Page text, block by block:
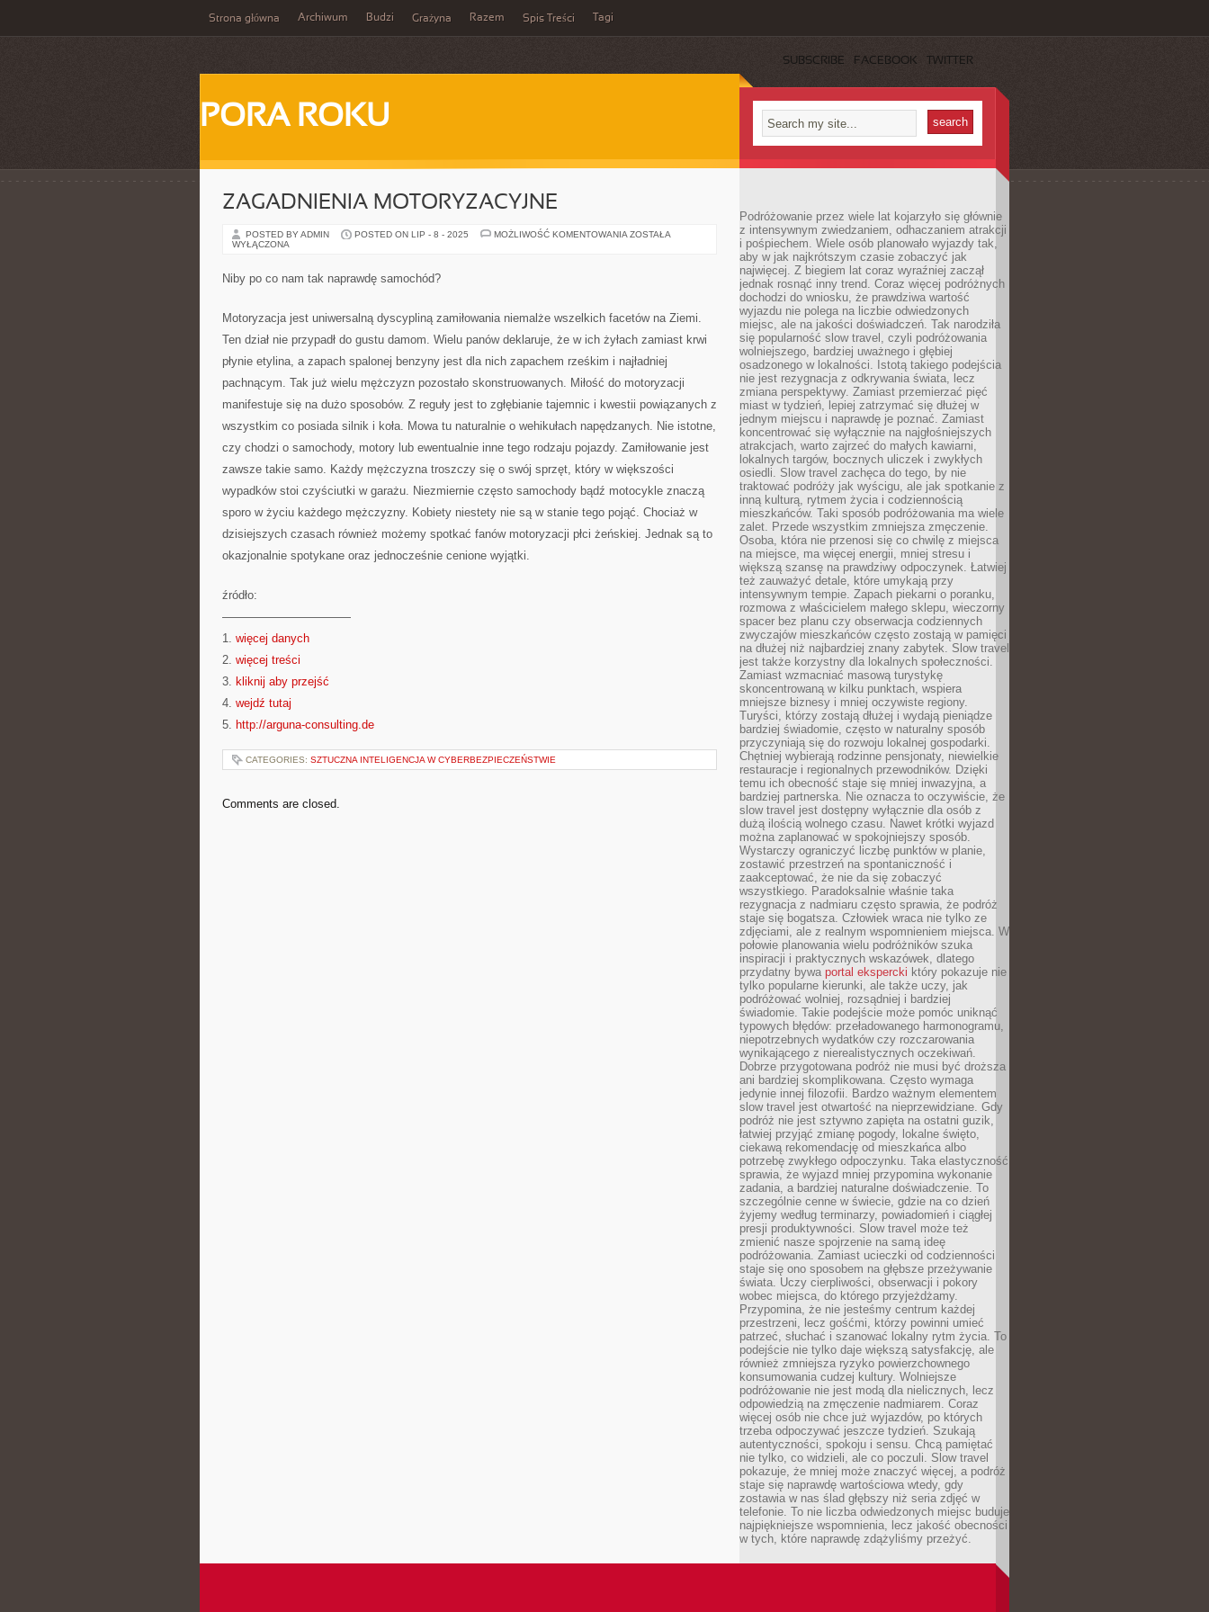
Strona główna Archiwum Budzi Grażyna Razem Spis Treści Tagi
SUBSCRIBE FACEBOOK TWITTER
PORA ROKU
ZAGADNIENIA MOTORYZACYJNE
POSTED BY ADMIN POSTED ON LIP - 8 - 2025 MOŻLIWOŚĆ KOMENTOWANIA ZAGADNIENIA
ZOSTAŁA
WYŁĄCZONA
Niby po co nam tak naprawdę samochód?
Motoryzacja jest uniwersalną dyscypliną zamiłowania niemalże wszelkich facetów na Ziemi.
Ten dział nie przypadł do gustu damom. Wielu panów deklaruje, że w ich żyłach zamiast krwi
płynie etylina, a zapach spalonej benzyny jest dla nich zapachem rześkim i najładniej
pachnącym. Tak już wielu mężczyzn pozostało skonstruowanych. Miłość do motoryzacji
manifestuje się na dużo sposobów. Z reguły jest to zgłębianie tajemnic i kwestii powiązanych z
wszystkim co posiada silnik i koła. Mowa tu naturalnie o wehikułach napędzanych. Nie istotne,
czy chodzi o samochody, motory lub ewentualnie inne tego rodzaju pojazdy. Zamiłowanie jest
zawsze takie samo. Każdy mężczyzna troszczy się o swój sprzęt, który w większości
wypadków stoi czyściutki w garażu. Niezmiernie często samochody bądź motocykle znaczą
sporo w życiu każdego mężczyzny. Kobiety niestety nie są w stanie tego pojąć. Chociaż w
dzisiejszych czasach również możemy spotkać fanów motoryzacji płci żeńskiej. Jednak są to
okazjonalnie spotykane oraz jednocześnie cenione wyjątki.
źródło:
———————————
1. więcej danych
2. więcej treści
3. kliknij aby przejść
4. wejdź tutaj
5. http://arguna-consulting.de
CATEGORIES: SZTUCZNA INTELIGENCJA W CYBERBEZPIECZEŃSTWIE
Comments are closed.
Podróżowanie przez wiele lat kojarzyło się głównie
z intensywnym zwiedzaniem, odhaczaniem atrakcji
i pośpiechem. Wiele osób planowało wyjazdy tak,
aby w jak najkrótszym czasie zobaczyć jak
najwięcej. Z biegiem lat coraz wyraźniej zaczął
jednak rosnąć inny trend. Coraz więcej podróżnych
dochodzi do wniosku, że prawdziwa wartość
wyjazdu nie polega na liczbie odwiedzonych
miejsc, ale na jakości doświadczeń. Tak narodziła
się popularność slow travel, czyli podróżowania
wolniejszego, bardziej uważnego i głębiej
osadzonego w lokalności. Istotą takiego podejścia
nie jest rezygnacja z odkrywania świata, lecz
zmiana perspektywy. Zamiast przemierzać pięć
miast w tydzień, lepiej zatrzymać się dłużej w
jednym miejscu i naprawdę je poznać. Zamiast
koncentrować się wyłącznie na najgłośniejszych
atrakcjach, warto zajrzeć do małych kawiarni,
lokalnych targów, bocznych uliczek i zwykłych
osiedli. Slow travel zachęca do tego, by nie
traktować podróży jak wyścigu, ale jak spotkanie z
inną kulturą, rytmem życia i codziennością
mieszkańców. Taki sposób podróżowania ma wiele
zalet. Przede wszystkim zmniejsza zmęczenie.
Osoba, która nie przenosi się co chwilę z miejsca
na miejsce, ma więcej energii, mniej stresu i
większą szansę na prawdziwy odpoczynek. Łatwiej
też zauważyć detale, które umykają przy
intensywnym tempie. Zapach piekarni o poranku,
rozmowa z właścicielem małego sklepu, wieczorny
spacer bez planu czy obserwacja codziennych
zwyczajów mieszkańców często zostają w pamięci
na dłużej niż najbardziej znany zabytek. Slow travel
jest także korzystny dla lokalnych społeczności.
Zamiast wzmacniać masową turystykę
skoncentrowaną w kilku punktach, wspiera
mniejsze biznesy i mniej oczywiste regiony.
Turyści, którzy zostają dłużej i wydają pieniądze
bardziej świadomie, często w naturalny sposób
przyczyniają się do rozwoju lokalnej gospodarki.
Chętniej wybierają rodzinne pensjonaty, niewielkie
restauracje i regionalnych przewodników. Dzięki
temu ich obecność staje się mniej inwazyjna, a
bardziej partnerska. Nie oznacza to oczywiście, że
slow travel jest dostępny wyłącznie dla osób z
dużą ilością wolnego czasu. Nawet krótki wyjazd
można zaplanować w spokojniejszy sposób.
Wystarczy ograniczyć liczbę punktów w planie,
zostawić przestrzeń na spontaniczność i
zaakceptować, że nie da się zobaczyć
wszystkiego. Paradoksalnie właśnie taka
rezygnacja z nadmiaru często sprawia, że podróż
staje się bogatsza. Człowiek wraca nie tylko ze
zdjęciami, ale z realnym wspomnieniem miejsca. W
połowie planowania wielu podróżników szuka
inspiracji i praktycznych wskazówek, dlatego
przydatny bywa portal ekspercki który pokazuje nie
tylko popularne kierunki, ale także uczy, jak
podróżować wolniej, rozsądniej i bardziej
świadomie. Takie podejście może pomóc uniknąć
typowych błędów: przeładowanego harmonogramu,
niepotrzebnych wydatków czy rozczarowania
wynikającego z nierealistycznych oczekiwań.
Dobrze przygotowana podróż nie musi być droższa
ani bardziej skomplikowana. Często wymaga
jedynie innej filozofii. Bardzo ważnym elementem
slow travel jest otwartość na nieprzewidziane. Gdy
podróż nie jest sztywno zapięta na ostatni guzik,
łatwiej przyjąć zmianę pogody, lokalne święto,
ciekawą rekomendację od mieszkańca albo
potrzebę zwykłego odpoczynku. Taka elastyczność
sprawia, że wyjazd mniej przypomina wykonanie
zadania, a bardziej naturalne doświadczenie. To
szczególnie cenne w świecie, gdzie na co dzień
żyjemy według terminarzy, powiadomień i ciągłej
presji produktywności. Slow travel może też
zmienić nasze spojrzenie na samą ideę
podróżowania. Zamiast ucieczki od codzienności
staje się ono sposobem na głębsze przeżywanie
świata. Uczy cierpliwości, obserwacji i pokory
wobec miejsca, do którego przyjeżdżamy.
Przypomina, że nie jesteśmy centrum każdej
przestrzeni, lecz gośćmi, którzy powinni umieć
patrzeć, słuchać i szanować lokalny rytm życia. To
podejście nie tylko daje większą satysfakcję, ale
również zmniejsza ryzyko powierzchownego
konsumowania cudzej kultury. Wolniejsze
podróżowanie nie jest modą dla nielicznych, lecz
odpowiedzią na zmęczenie nadmiarem. Coraz
więcej osób nie chce już wyjazdów, po których
trzeba odpoczywać jeszcze tydzień. Szukają
autentyczności, spokoju i sensu. Chcą pamiętać
nie tylko, co widzieli, ale co poczuli. Slow travel
pokazuje, że mniej może znaczyć więcej, a podróż
staje się naprawdę wartościowa wtedy, gdy
zostawia w nas ślad głębszy niż seria zdjęć w
telefonie. To nie liczba odwiedzonych miejsc buduje
najpiękniejsze wspomnienia, lecz jakość obecności
w tych, które naprawdę zdążyliśmy przeżyć.